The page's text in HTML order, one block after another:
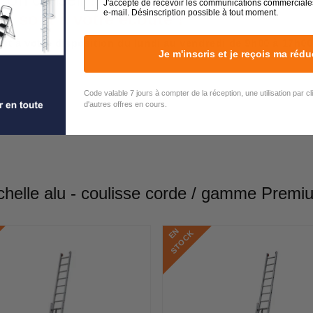
sont à votre écoute !
à votre disposition du lundi au vendredi de 9h00 à 17h00
alu - coulisse corde / gamme
E
N
S
T
O
C
K
J'accepte de recevoir les communications
e-mail. Désinscription possible à tout moment.
Je m'inscris et je reçois ma
Code valable 7 jours à compter de la réception, une utilisation par
d'autres offres en cours.